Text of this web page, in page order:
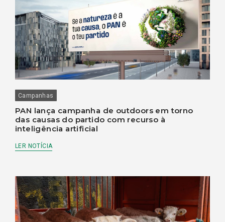
Campanhas
PAN lança campanha de outdoors em torno
das causas do partido com recurso à
inteligência artificial
LER NOTÍCIA